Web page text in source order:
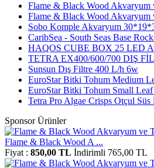
Flame & Black Wood Akvaryum
Flame & Black Wood Akvaryum
Sobo Komple Akvaryum
CaribSea - South Seas Base
HAQOS CUBE BOX 25 LED
TETRA EX400/600/700 DIŞ
Sunsun Dış Filtre 400 L/h 6w
EuroStar Bitki Tohum Medium
EuroStar Bitki Tohum Small Leaf
Tetra Pro Algae Crisps Otçul
Sponsor Ürünler
Flame & Black Wood A ...
Fiyat : 850,00 TL İndirimli 765,00 TL